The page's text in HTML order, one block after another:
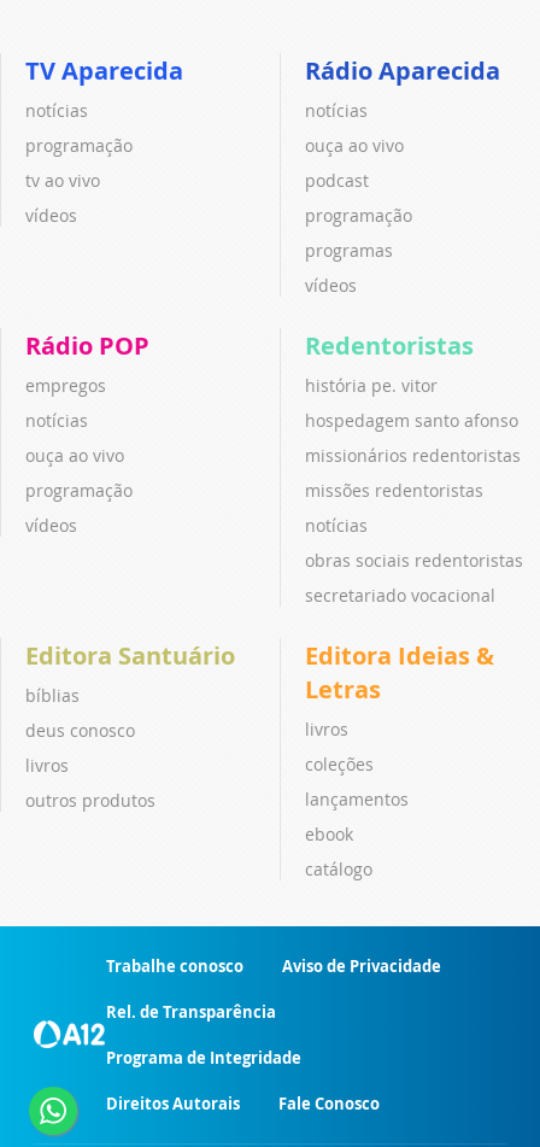
TV Aparecida
notícias
programação
tv ao vivo
vídeos
Rádio Aparecida
notícias
ouça ao vivo
podcast
programação
programas
vídeos
Rádio POP
empregos
notícias
ouça ao vivo
programação
vídeos
Redentoristas
história pe. vitor
hospedagem santo afonso
missionários redentoristas
missões redentoristas
notícias
obras sociais redentoristas
secretariado vocacional
Editora Santuário
bíblias
deus conosco
livros
outros produtos
Editora Ideias &
Letras
livros
coleções
lançamentos
ebook
catálogo
Trabalhe conosco Aviso de Privacidade
Rel. de Transparência
Programa de Integridade
Direitos Autorais Fale Conosco